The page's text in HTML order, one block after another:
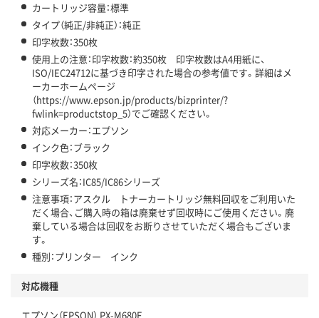
カートリッジ容量：標準
タイプ（純正/非純正）：純正
印字枚数：350枚
使用上の注意：印字枚数：約350枚 印字枚数はA4用紙に、
ISO/IEC24712に基づき印字された場合の参考値です。詳細はメ
ーカーホームページ
（https://www.epson.jp/products/bizprinter/?
fwlink=productstop_5）でご確認ください。
対応メーカー：エプソン
インク色：ブラック
印字枚数：350枚
シリーズ名：IC85/IC86シリーズ
注意事項：アスクル トナーカートリッジ無料回収をご利用いた
だく場合、ご購入時の箱は廃棄せず回収時にご使用ください。廃
棄している場合は回収をお断りさせていただく場合もございま
す。
種別：プリンター インク
対応機種
エプソン（EPSON） PX-M680F